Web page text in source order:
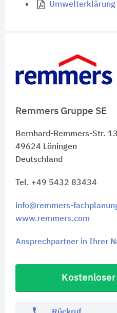
Remmers Gruppe SE
Bernhard-Remmers-Str. 13
49624 Löningen
Deutschland
Tel. +49 5432 83434
info@remmers-
www.remmers.com
Ansprechpartner in Ihrer
Schnelleinstiege